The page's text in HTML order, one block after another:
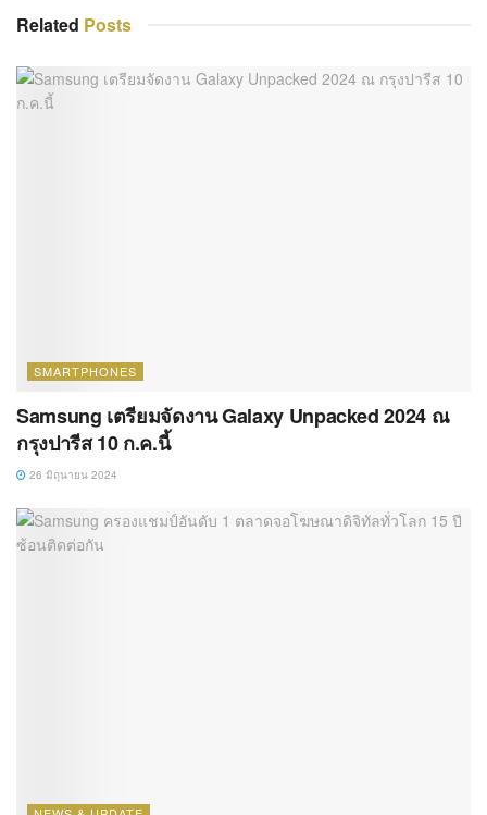
Related Posts
SMARTPHONES
Samsung เตรียมจัดงาน Galaxy Unpacked 2024 ณ
กรุงปารีส 10 ก.ค.นี้
26 มิถุนายน 2024